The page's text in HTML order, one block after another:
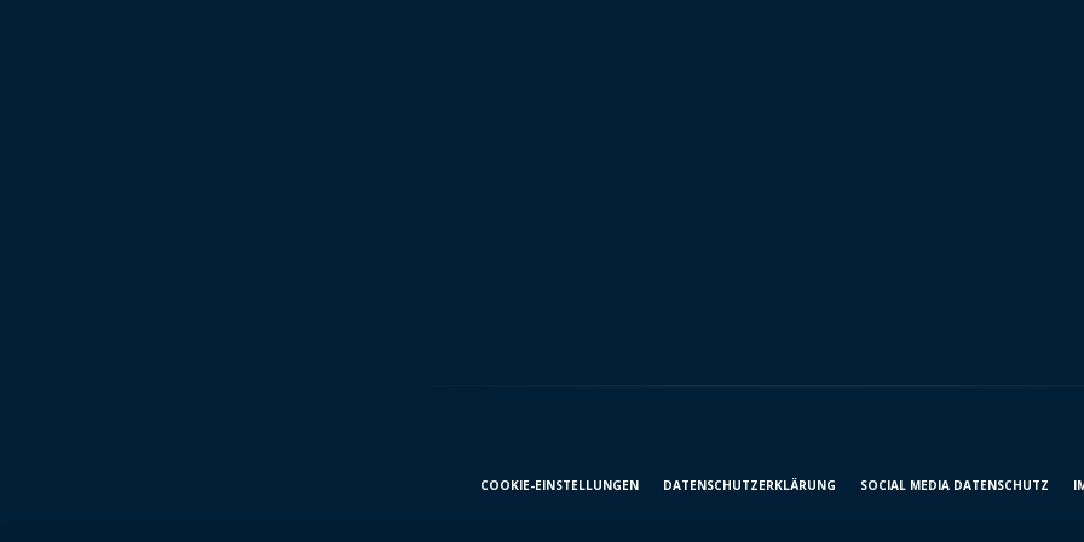
COOKIE-EINSTELLUNGEN DATENSCHUTZ­ERKLÄRUNG SOCIAL MEDIA DATENSCHUTZ